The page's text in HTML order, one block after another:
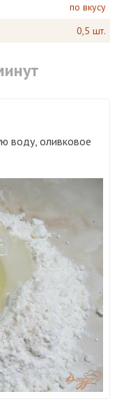
по вкусу
0,5 шт.
воду, оливковое